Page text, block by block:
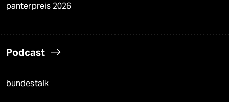
panterpreis 2026
Podcast
bundestalk